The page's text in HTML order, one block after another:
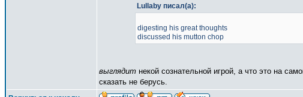
Lullaby писал(а):
digesting his great thoughts
discussed his mutton chop
выглядит некой сознательной игрой, а что это на
сказать не берусь.